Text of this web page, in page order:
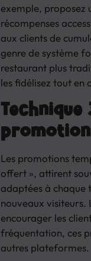
exemple, proposez
récompenses
aux clients de
genre de système
restaurant plus
les fidélisez tout en
Les promotions
offert », attirent
adaptées à chaque
nouveaux visiteurs.
encourager les
fréquentation, ces
autres plateformes.